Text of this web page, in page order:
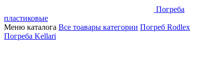
Погреба
пластиковые
Меню каталога Все тоавары категории Погреб Rodlex
Погреба Kellari